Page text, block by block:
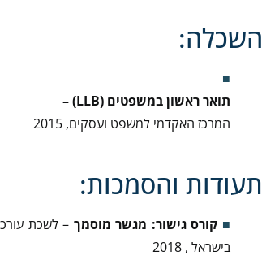
השכלה:
תואר ראשון במשפטים (LLB) –
המרכז האקדמי למשפט ועסקים, 2015
תעודות והסמכות:
קורס גישור: מגשר מוסמך – לשכת
בישראל , 2018